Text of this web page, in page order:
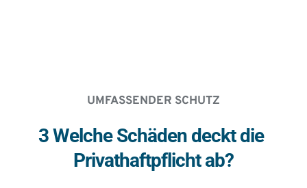
UMFASSENDER SCHUTZ
3 Welche Schäden deckt die
Privathaftpflicht ab?